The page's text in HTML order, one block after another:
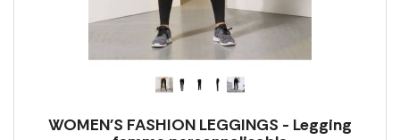
WOMEN'S FASHION LEGGINGS - Legging